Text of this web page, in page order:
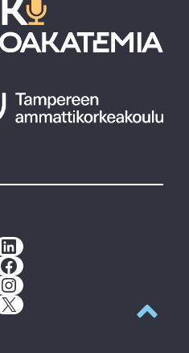
LinkedIn
Facebook
Instagram
X
Takaisin